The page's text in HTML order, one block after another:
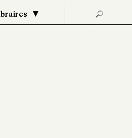
🔎